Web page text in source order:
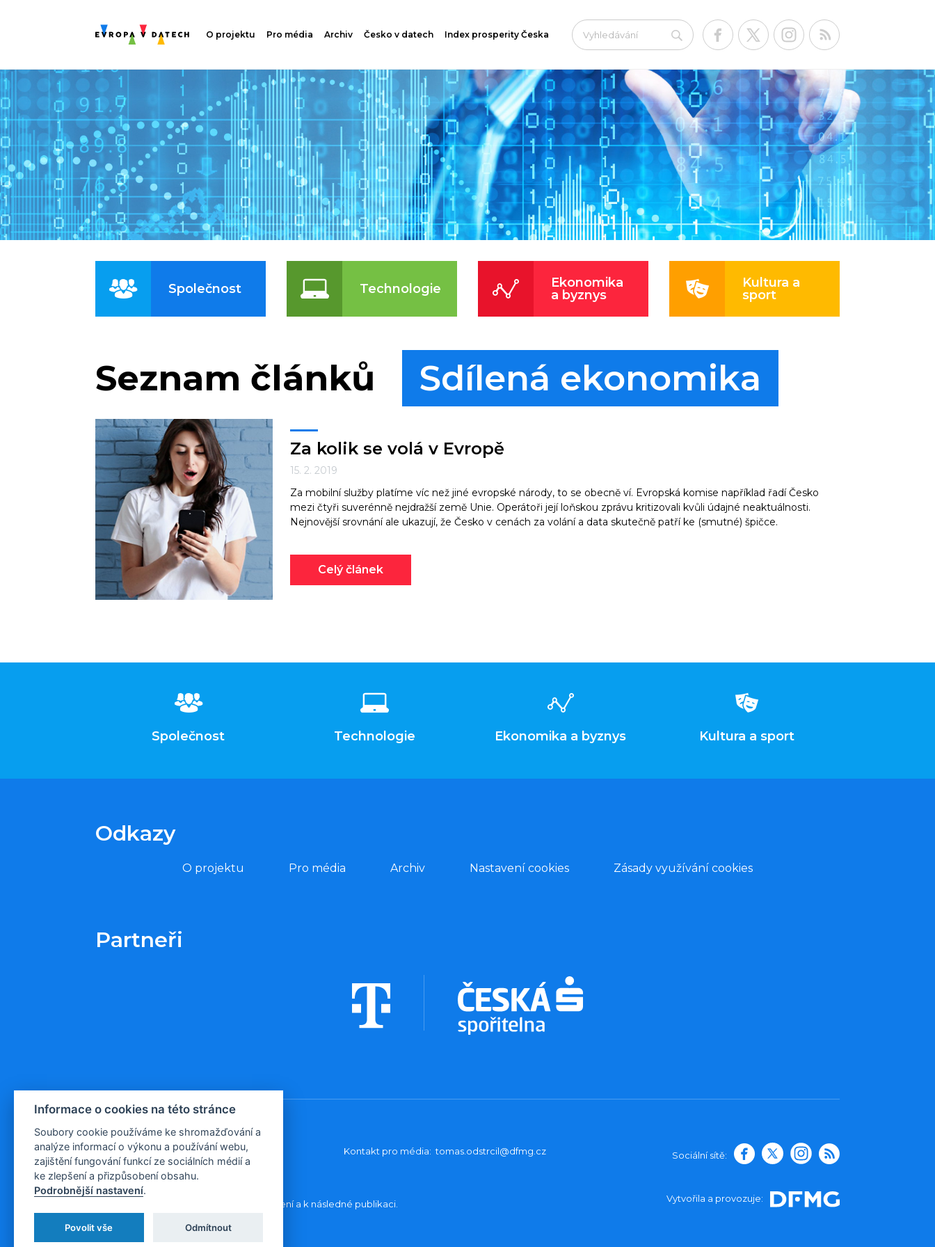
O projektu Pro média Archiv Česko v datech Index prosperity Česka
Společnost Technologie
Ekonomika
a byznys
Kultura a
sport
Seznam článků Sdílená ekonomika
Za kolik se volá v Evropě
15. 2. 2019
Za mobilní služby platíme víc než jiné evropské národy, to se obecně ví. Evropská komise například řadí Česko
mezi čtyři suverénně nejdražší země Unie. Operátoři její loňskou zprávu kritizovali kvůli údajné neaktuálnosti.
Nejnovější srovnání ale ukazují, že Česko v cenách za volání a data skutečně patří ke (smutné) špičce.
Celý článek
Společnost Technologie Ekonomika a byznys Kultura a sport
Odkazy
O projektu Pro média Archiv Nastavení cookies Zásady využívání cookies
Partneři
© 2026, Evropa v datech Kontakt pro média:tomas.odstrcil@dfmg.cz Sociální sítě:
Všechna data poskytujeme volně ke stažení a k následné publikaci. Vytvořila a provozuje:
Informace o cookies na této stránce
Soubory cookie používáme ke shromažďování a
analýze informací o výkonu a používání webu,
zajištění fungování funkcí ze sociálních médií a
ke zlepšení a přizpůsobení obsahu.
Podrobnější nastavení.
Povolit vše Odmítnout